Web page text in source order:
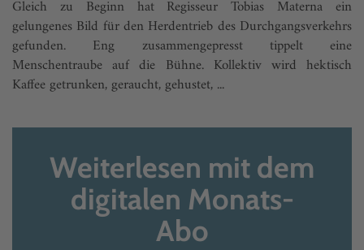
Gleich zu Beginn hat Regisseur Tobias Materna ein
gelungenes Bild für den Herdentrieb des Durchgangsverkehrs
gefunden. Eng zusammengepresst tippelt eine
Menschentraube auf die Bühne. Kollektiv wird hektisch
Kaffee getrunken, geraucht, gehustet, ...
Weiterlesen mit dem
digitalen Monats-
Abo